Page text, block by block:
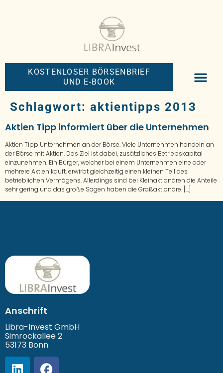
KOSTENLOSER BÖRSENBRIEF
UND E-BOOK
Schlagwort: aktientipps 2013
Aktien Tipp informiert über die Unternehmen
Aktien Tipp Unternehmen an der Börse. Viele Unternehmen handeln an
der Börse mit Aktien. Das Ziel ist dabei, zusätzliches Betriebskapital
einzunehmen. Ein Bürger, welcher bei einem Unternehmen eine oder
mehrere Aktien kauft, erwirbt gleichzeitig einen kleinen Teil des
betrieblichen Vermögens. Allerdings sind bei Kleinaktionären die Anteile
sehr gering und das große Sagen haben die Großaktionäre. […]
Anschrift
Libra-Invest GmbH
Simrockallee 2
53173 Bonn